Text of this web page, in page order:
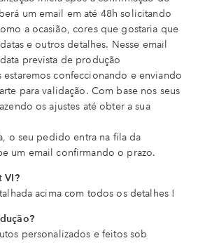
um email em até 48h solicitando
a ocasião, cores que gostaria que
e outros detalhes. Nesse email
prevista de produção
estaremos confeccionando e enviando
para validação. Com base nos seus
os ajustes até obter a sua
o seu pedido entra na fila da
um email confirmando o prazo.
VI?
acima com todos os detalhes !
personalizados e feitos sob